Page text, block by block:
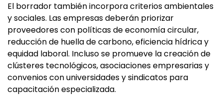
El borrador también incorpora criterios ambientales
y sociales. Las empresas deberán priorizar
proveedores con políticas de economía circular,
reducción de huella de carbono, eficiencia hídrica y
equidad laboral. Incluso se promueve la creación de
clústeres tecnológicos, asociaciones empresarias y
convenios con universidades y sindicatos para
capacitación especializada.